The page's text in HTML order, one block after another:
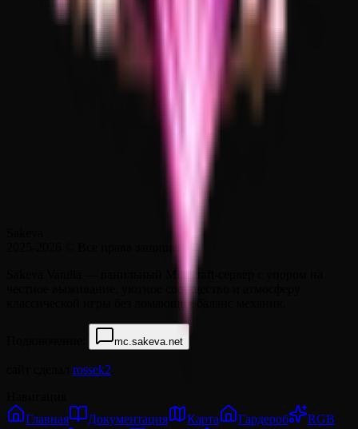
© Все права защищены.
Sakeva Vanilla — ванильный Minecraft-сервер с упором на
честное выживание, уютное сообщество и атмосферу
классической игры без ломающих баланс механик.
mc.sakeva.net
rossek2
Главная
Документация Карта Гардероб RGB